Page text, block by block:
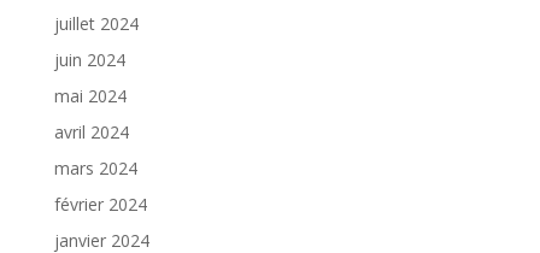
juillet 2024
juin 2024
mai 2024
avril 2024
mars 2024
février 2024
janvier 2024